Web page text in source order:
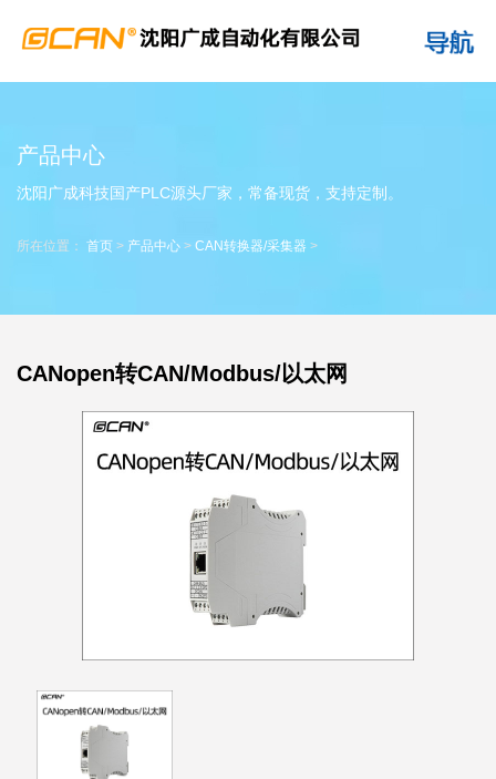
产品中心
沈阳广成科技国产PLC源头厂家，常备现货，支持定制。
所在位置： 首页 > 产品中心 > CAN转换器/采集器 >
CANopen转CAN/Modbus/以太网